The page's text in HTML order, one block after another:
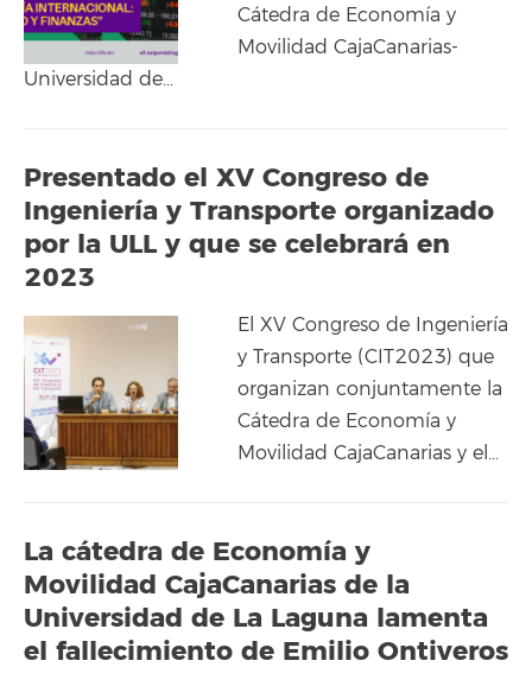
Cátedra de Economía y
Movilidad CajaCanarias-
Universidad de…
Presentado el XV Congreso de
Ingeniería y Transporte organizado
por la ULL y que se celebrará en
2023
El XV Congreso de Ingeniería
y Transporte (CIT2023) que
organizan conjuntamente la
Cátedra de Economía y
Movilidad CajaCanarias y el…
La cátedra de Economía y
Movilidad CajaCanarias de la
Universidad de La Laguna lamenta
el fallecimiento de Emilio Ontiveros